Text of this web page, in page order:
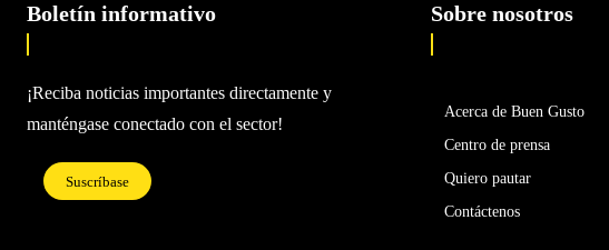
Boletín informativo
¡Reciba noticias importantes directamente y
manténgase conectado con el sector!
Suscríbase
Sobre nosotros
Acerca de Buen Gusto
Centro de prensa
Quiero pautar
Contáctenos